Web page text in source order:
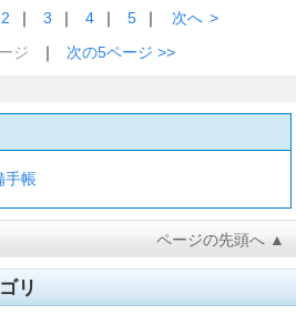
2 ｜ 3 ｜ 4 ｜ 5 ｜ 次へ >
ジ
｜ 次の5ページ >>
手帳
ページの先頭へ ▲
リ